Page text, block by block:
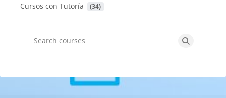
Cursos con Tutoría (34)
Search courses Search